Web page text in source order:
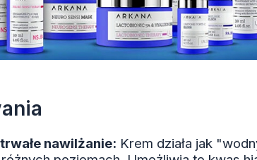
nawilżanie: Krem działa jak